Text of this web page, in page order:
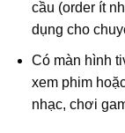
cầu (order ít
dụng cho
Có màn hình
xem phim
nhạc, chơi